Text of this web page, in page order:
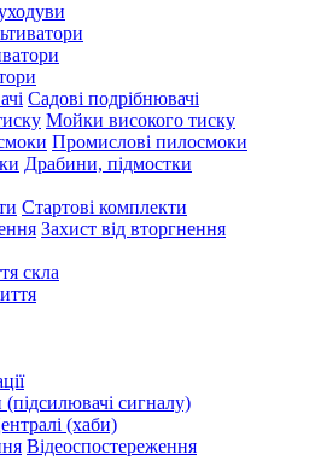
Садові подрібнювачі
Мойки високого тиску
Промислові пилосмоки
Драбини, підмостки
Стартові комплекти
Захист від вторгнення
скла
(підсилювачі сигналу)
(хаби)
Відеоспостереження